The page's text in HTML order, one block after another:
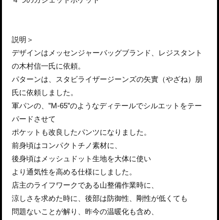
説明＞
デザインはメッセンジャーバッグブランド、レジスタント
の木村信一氏に依頼。
パターンは、スタビライザージーンズの矢實（やざね）朋
氏に依頼しました。
軍パンの、”M-65”のようなディテールでシルエットをテー
パードさせて
ポケットも改良したパンツになりました。
前身頃はコンパクトチノ素材に、
後身頃はメッシュドット生地を大体に使い
より通気性を高める仕様にしました。
店主のライフワークである山整備作業時に、
涼しさを求めた時に、後部は防御性、剛性が低くても
問題ないことが解り、昨今の温暖化も含め、